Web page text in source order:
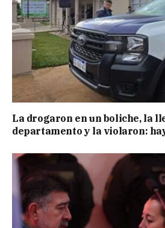
La drogaron en un boliche, la
departamento y la violaron: